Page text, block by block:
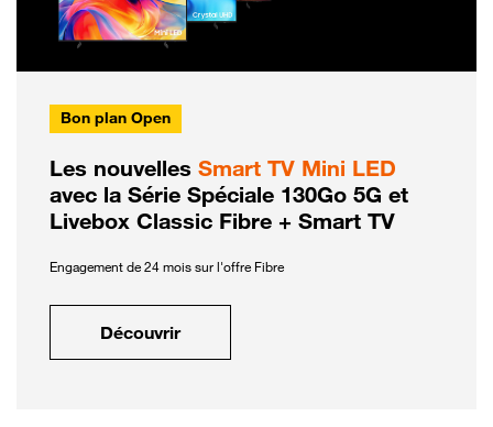
Bon plan Open
Les nouvelles Smart TV Mini LED
avec la Série Spéciale 130Go 5G et
Livebox Classic Fibre + Smart TV
Engagement de 24 mois sur l'offre Fibre
Découvrir